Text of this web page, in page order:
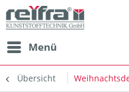
Menü
Übersicht